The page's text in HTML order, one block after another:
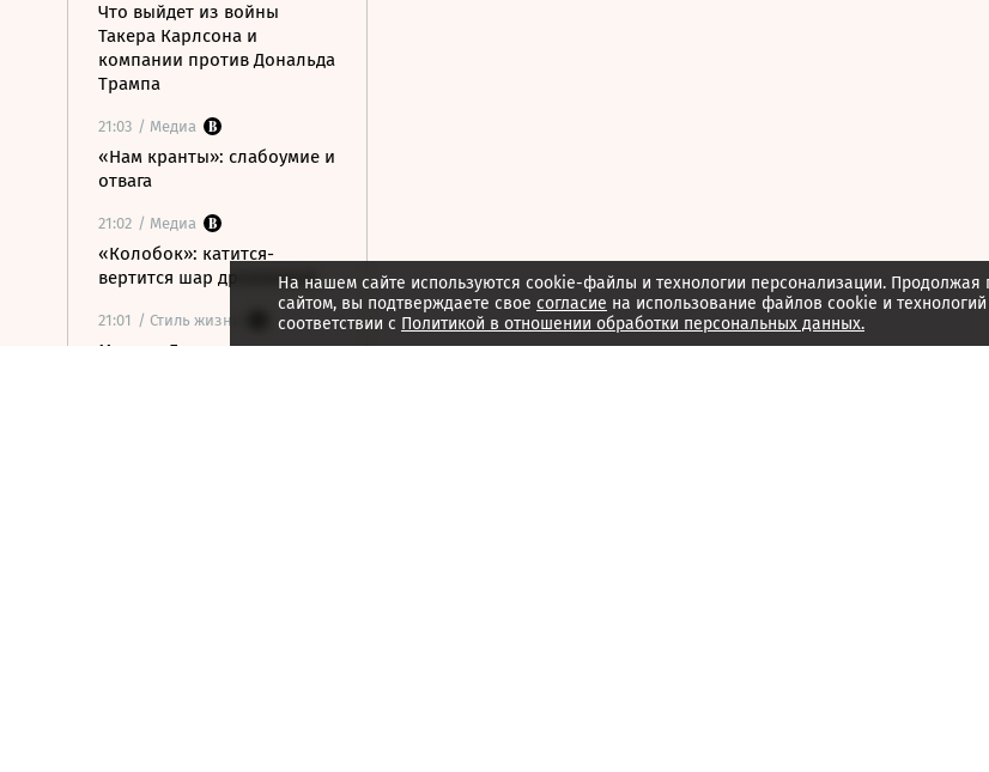
Что выйдет из войны
Такера Карлсона и
компании против Дональда
Трампа
21:03 / Медиа
«Нам кранты»: слабоумие и
отвага
21:02 / Медиа
«Колобок»: катится-
вертится шар дрожжевой
21:01 / Стиль жизни
Марина Брусникина:
На нашем сайте используются cookie-файлы и технологии персонализации. Продолжая
сайтом, вы подтверждаете свое согласие на использование файлов cookie и
соответствии с Политикой в отношении обработки персональных данных.